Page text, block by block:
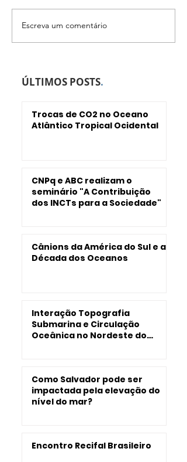
inctAmbTropic II –
Honorary Lecturer
Escreva um comentário
ÚLTIMOS POSTS.
Trocas de CO2 no Oceano
Atlântico Tropical Ocidental
CNPq e ABC realizam o
seminário "A Contribuição
dos INCTs para a Sociedade"
Cânions da América do Sul e a
Década dos Oceanos
Interação Topografia
Submarina e Circulação
Oceânica no Nordeste do
Como Salvador pode ser
impactada pela elevação do
nível do mar?
Encontro Recifal Brasileiro